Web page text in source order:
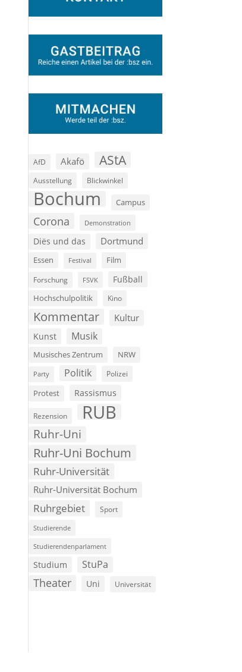
AfD Akafö AStA
Ausstellung Blickwinkel
Bochum Campus
Corona Demonstration
Diës und das Dortmund
Essen Festival Film
Forschung FSVK Fußball
Hochschulpolitik Kino
Kommentar Kultur
Kunst Musik
Musisches Zentrum NRW
Party Politik Polizei
Protest Rassismus
Rezension RUB
Ruhr-Uni
Ruhr-Uni Bochum
Ruhr-Universität
Ruhr-Universität Bochum
Ruhrgebiet Sport
Studierende
Studierendenparlament
Studium StuPa
Theater Uni Universität